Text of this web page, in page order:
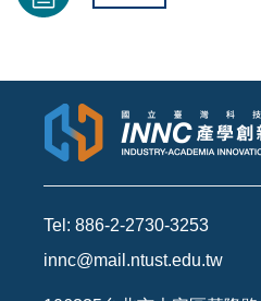
Tel: 886-2-2730-3253
innc@mail.ntust.edu.tw